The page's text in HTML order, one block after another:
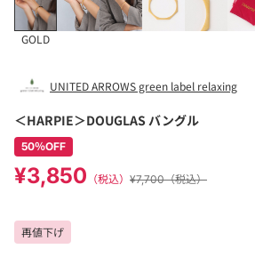
GOLD
UNITED ARROWS green label relaxing
＜HARPIE＞DOUGLAS バングル
50％OFF
¥3,850 （税込） ¥7,700（税込）
再値下げ